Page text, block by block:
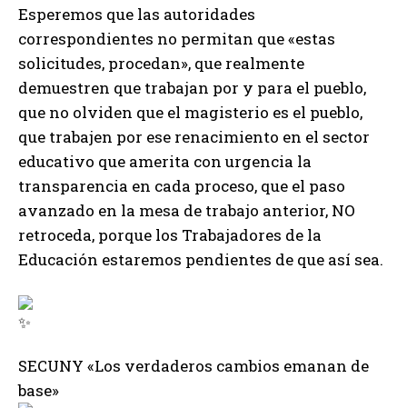
Esperemos que las autoridades
correspondientes no permitan que «estas
solicitudes, procedan», que realmente
demuestren que trabajan por y para el pueblo,
que no olviden que el magisterio es el pueblo,
que trabajen por ese renacimiento en el sector
educativo que amerita con urgencia la
transparencia en cada proceso, que el paso
avanzado en la mesa de trabajo anterior, NO
retroceda, porque los Trabajadores de la
Educación estaremos pendientes de que así sea.
SECUNY «Los verdaderos cambios emanan de
base»